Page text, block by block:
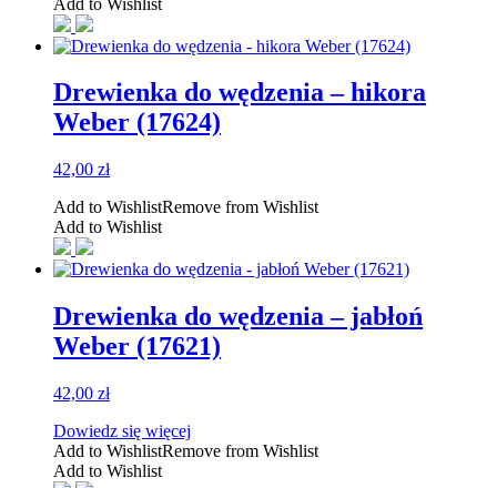
Drewienka do wędzenia – hikora
Weber (17624)
42,00 zł
Add to WishlistRemove from Wishlist
Add to Wishlist
Drewienka do wędzenia – jabłoń
Weber (17621)
42,00 zł
Dowiedz się więcej
Add to WishlistRemove from Wishlist
Add to Wishlist